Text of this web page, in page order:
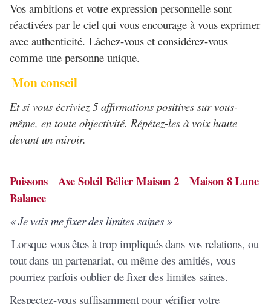
Vos ambitions et votre expression personnelle sont
réactivées par le ciel qui vous encourage à vous exprimer
avec authenticité. Lâchez-vous et considérez-vous
comme une personne unique.
Mon conseil
Et si vous écriviez 5 affirmations positives sur vous-
même, en toute objectivité. Répétez-les à voix haute
devant un miroir.
Poissons Axe Soleil Bélier Maison 2 Maison 8 Lune
Balance
« Je vais me fixer des limites saines »
Lorsque vous êtes à trop impliqués dans vos relations, ou
tout dans un partenariat, ou même des amitiés, vous
pourriez parfois oublier de fixer des limites saines.
Respectez-vous suffisamment pour vérifier votre